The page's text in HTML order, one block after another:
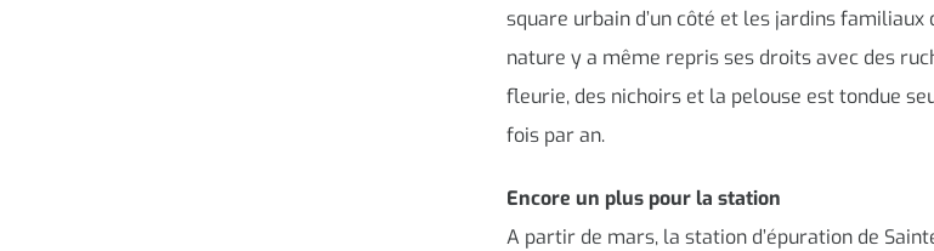
square urbain d’un côté et les jardins familiaux
nature y a même repris ses droits avec des
fleurie, des nichoirs et la pelouse est tondue
fois par an.
Encore un plus pour la station
A partir de mars, la station d’épuration de